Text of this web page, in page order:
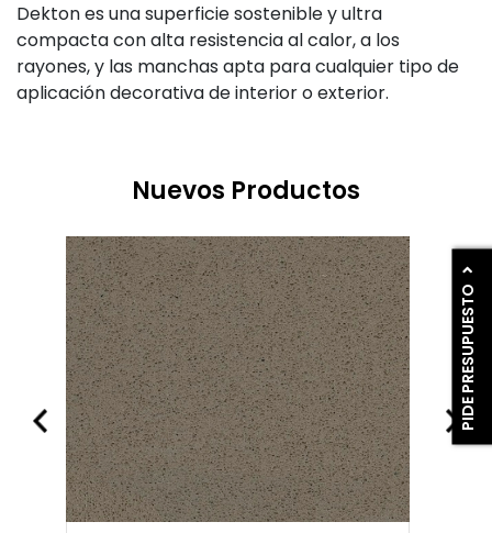
PIDE PRESUPUESTO
Dekton es una superficie sostenible y ultra
compacta con alta resistencia al calor, a los
rayones, y las manchas apta para cualquier tipo de
aplicación decorativa de interior o exterior.
Nuevos Productos